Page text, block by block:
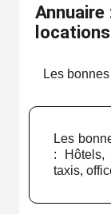
Les
Les
: Hôtels,
taxis,